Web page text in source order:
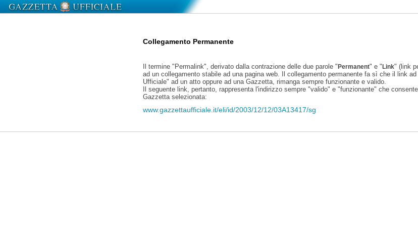
Collegamento Permanente
Il termine "Permalink", derivato dalla contrazione delle due parole "Permanent" e "Link" (link
ad un collegamento stabile ad una pagina web. Il collegamento permanente fa sì che il link
Ufficiale" ad un atto oppure ad una Gazzetta, rimanga sempre funzionante e valido.
Il seguente link, pertanto, rappresenta l'indirizzo sempre "valido" e "funzionante" che
Gazzetta selezionata:
www.gazzettaufficiale.it/eli/id/2003/12/12/03A13417/sg